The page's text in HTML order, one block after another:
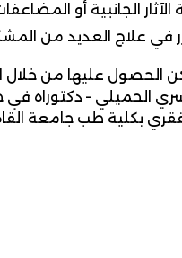
الجانبية أو
في علاج العديد من
الحصول عليها من خلال
يسري الحميلي – دكتوراه
بكلية طب جامعة